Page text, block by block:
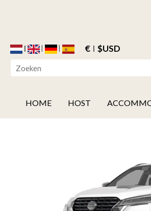
€ $USD
HOME HOST